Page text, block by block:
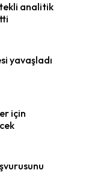
analitik
yavaşladı
için